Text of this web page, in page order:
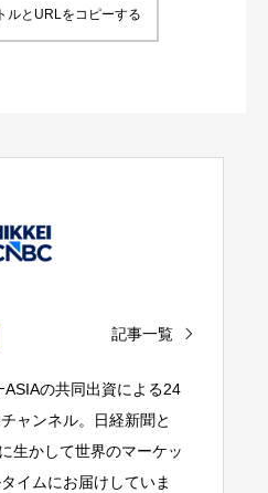
ルとURLをコピーする
記事一覧
ASIAの共同出資による24
ャンネル。日経新聞と
生かして世界のマーケッ
イムにお届けしていま